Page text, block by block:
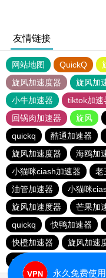
友情链接
网站地图 QuickQ
旋风加速度器
旋风加
小牛加速器
tiktok加速
回锅肉加速器
旋风
quickq
酷通加速器
旋风加速度器
海鸥加
小猫咪ciash加速器
老
油管加速器
小猫咪
旋风加速度器
芒果加
quickq
快鸭加速器
快橙加速器
旋风加速
quickq
永久免费使